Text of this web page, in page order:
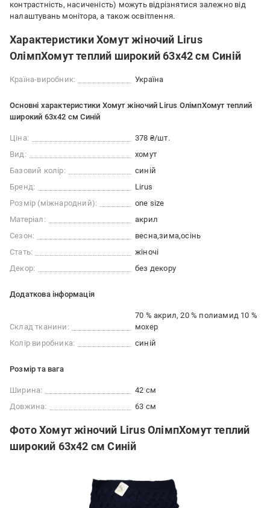
контрастність, насиченість) можуть відрізнятися залежно від
налаштувань монітора, а також освітлення.
Характеристики Хомут жіночий Lirus
ОлімпХомут теплий широкий 63х42 см Синій
Країна-виробник: Україна
Основні характеристики Хомут жіночий Lirus ОлімпХомут теплий
широкий 63х42 см Синій
Ціна:
378 ₴/шт.
Вид:
хомут
Базовий колір:
синій
Бренд:
Lirus
Розмір (міжнародний):
one size
Матеріал:
акрил
Сезон:
весна зима осінь
Стать:
жіночі
Декор:
без декору
Додаткова інформація
Склад тканини:
70 % акрил, 20 % полиамид 10 %
мохер
Колір виробника:
синій
Розмір та вага
Ширина:
42 см
Довжина:
63 см
Фото Хомут жіночий Lirus ОлімпХомут теплий
широкий 63х42 см Синій